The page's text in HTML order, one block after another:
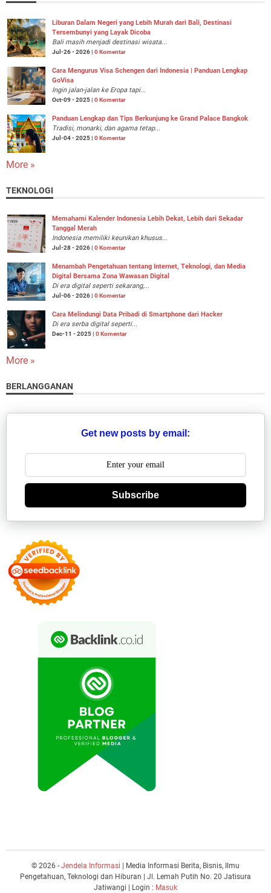
Liburan Dalam Negeri yang Lebih Murah dari Bali, Destinasi
Tersembunyi yang Layak Dicoba
Bali masih menjadi destinasi wisata...
Jul-26 - 2026 | 0 Komentar
Cara Mengurus Visa Schengen dari Indonesia | Panduan Lengkap
GoVisa
Ingin jalan-jalan ke Eropa tapi...
Oct-09 - 2025 | 0 Komentar
Panduan Lengkap dan Tips Berkunjung ke Grand Palace Bangkok
Tradisi, monarki, dan agama tetap...
Jul-04 - 2025 | 0 Komentar
More »
TEKNOLOGI
Memahami Kalender Indonesia Lebih Dekat, Lebih dari Sekadar
Tanggal Merah
Indonesia memiliki keunikan khusus...
Jul-28 - 2026 | 0 Komentar
Menambah Pengetahuan tentang Internet, Teknologi, dan Media
Digital Bersama Zona Wawasan Digital
Di era digital seperti sekarang,...
Jul-06 - 2026 | 0 Komentar
Cara Melindungi Data Pribadi di Smartphone dari Hacker
Di era serba digital seperti...
Dec-11 - 2025 | 0 Komentar
More »
BERLANGGANAN
Get new posts by email:
Subscribe
© 2026 - Jendela Informasi | Media Informasi Berita, Bisnis, Ilmu
Pengetahuan, Teknologi dan Hiburan | Jl. Lemah Putih No. 20 Jatisura
Jatiwangi | Login : Masuk